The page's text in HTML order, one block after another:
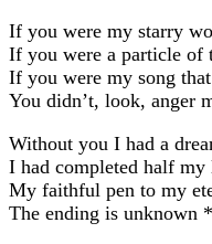
If you were my starry
If you were a particle of
If you were my song
You didn’t, look, anger
Without you I had a
I had completed half my
My faithful pen to my
The ending is unknown